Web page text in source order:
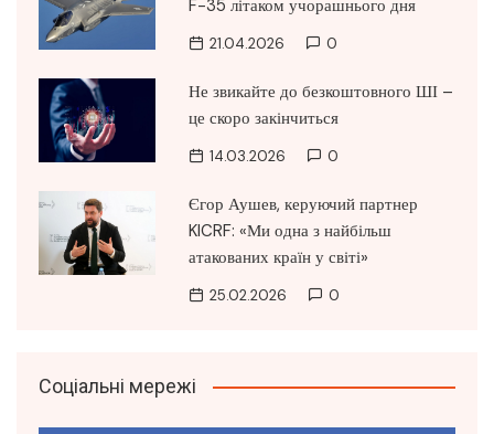
F-35 літаком учорашнього дня
21.04.2026 0
Не звикайте до безкоштовного ШІ –
це скоро закінчиться
14.03.2026 0
Єгор Аушев, керуючий партнер
KICRF: «Ми одна з найбільш
атакованих країн у світі»
25.02.2026 0
Соціальні мережі